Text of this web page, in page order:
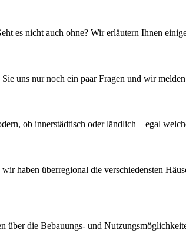
es nicht auch ohne? Wir erläutern Ihnen
uns nur noch ein paar Fragen und wir
ob innerstädtisch oder ländlich – egal
haben überregional die verschiedensten
über die Bebauungs- und